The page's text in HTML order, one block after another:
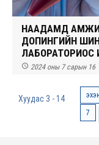
НААДАМД
ДОПИНГИЙН
ЛАБОРАТОРИОС
 2024 оны 7 сарын 16
Хуудас 3 - 14
7